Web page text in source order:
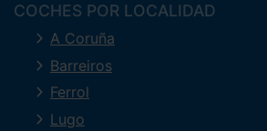
COCHES POR LOCALIDAD
A Coruña
Barreiros
Ferrol
Lugo